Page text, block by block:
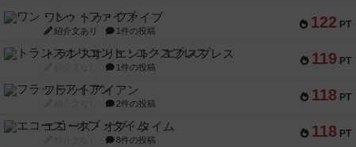
122 PT
ワン・トゥ・ファイブ
紹介文あり 1件の投稿
119 PT
トランスオリエント・エクスプレス
1件の投稿
118 PT
フラットアイアン
2件の投稿
118 PT
エコーズ・オブ・タイム
8件の投稿